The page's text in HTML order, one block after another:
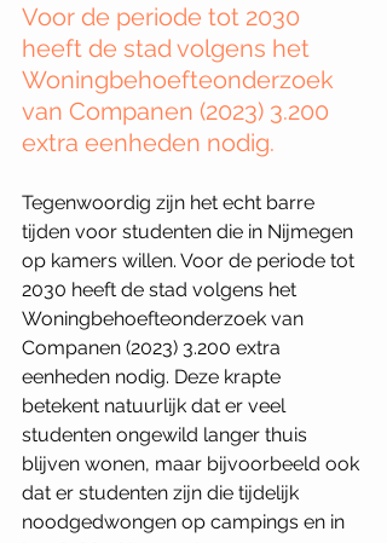
Voor de periode tot 2030
heeft de stad volgens het
Woningbehoefteonderzoek
van Companen (2023) 3.200
extra eenheden nodig.
Tegenwoordig zijn het echt barre
tijden voor studenten die in Nijmegen
op kamers willen. Voor de periode tot
2030 heeft de stad volgens het
Woningbehoefteonderzoek van
Companen (2023) 3.200 extra
eenheden nodig. Deze krapte
betekent natuurlijk dat er veel
studenten ongewild langer thuis
blijven wonen, maar bijvoorbeeld ook
dat er studenten zijn die tijdelijk
noodgedwongen op campings en in